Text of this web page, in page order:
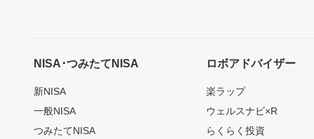
NISA･つみたてNISA
新NISA
一般NISA
つみたてNISA
ロボアドバイザー
楽ラップ
ウェルスナビ×R
らくらく投資